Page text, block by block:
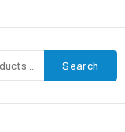
Search